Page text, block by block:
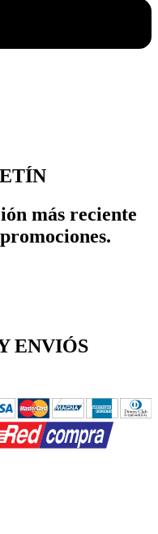
más reciente
ENVIÓS